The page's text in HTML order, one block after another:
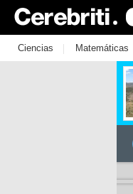
Ciencias | Matemáticas